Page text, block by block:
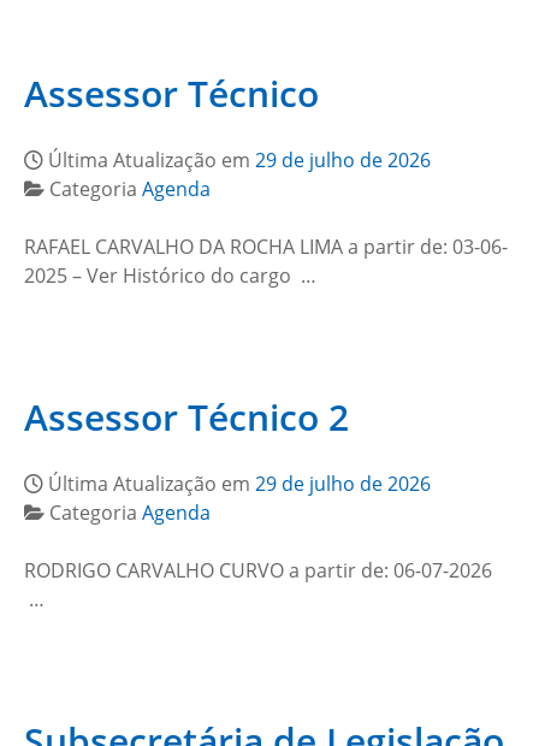
Assessor Técnico
Última Atualização em 29 de julho de 2026
Categoria Agenda
RAFAEL CARVALHO DA ROCHA LIMA a partir de: 03-06-
2025 – Ver Histórico do cargo …
Assessor Técnico 2
Última Atualização em 29 de julho de 2026
Categoria Agenda
RODRIGO CARVALHO CURVO a partir de: 06-07-2026
…